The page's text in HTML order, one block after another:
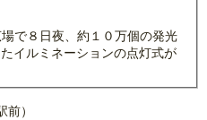
で８日夜、約１０万個の発光
イルミネーションの点灯式が
）